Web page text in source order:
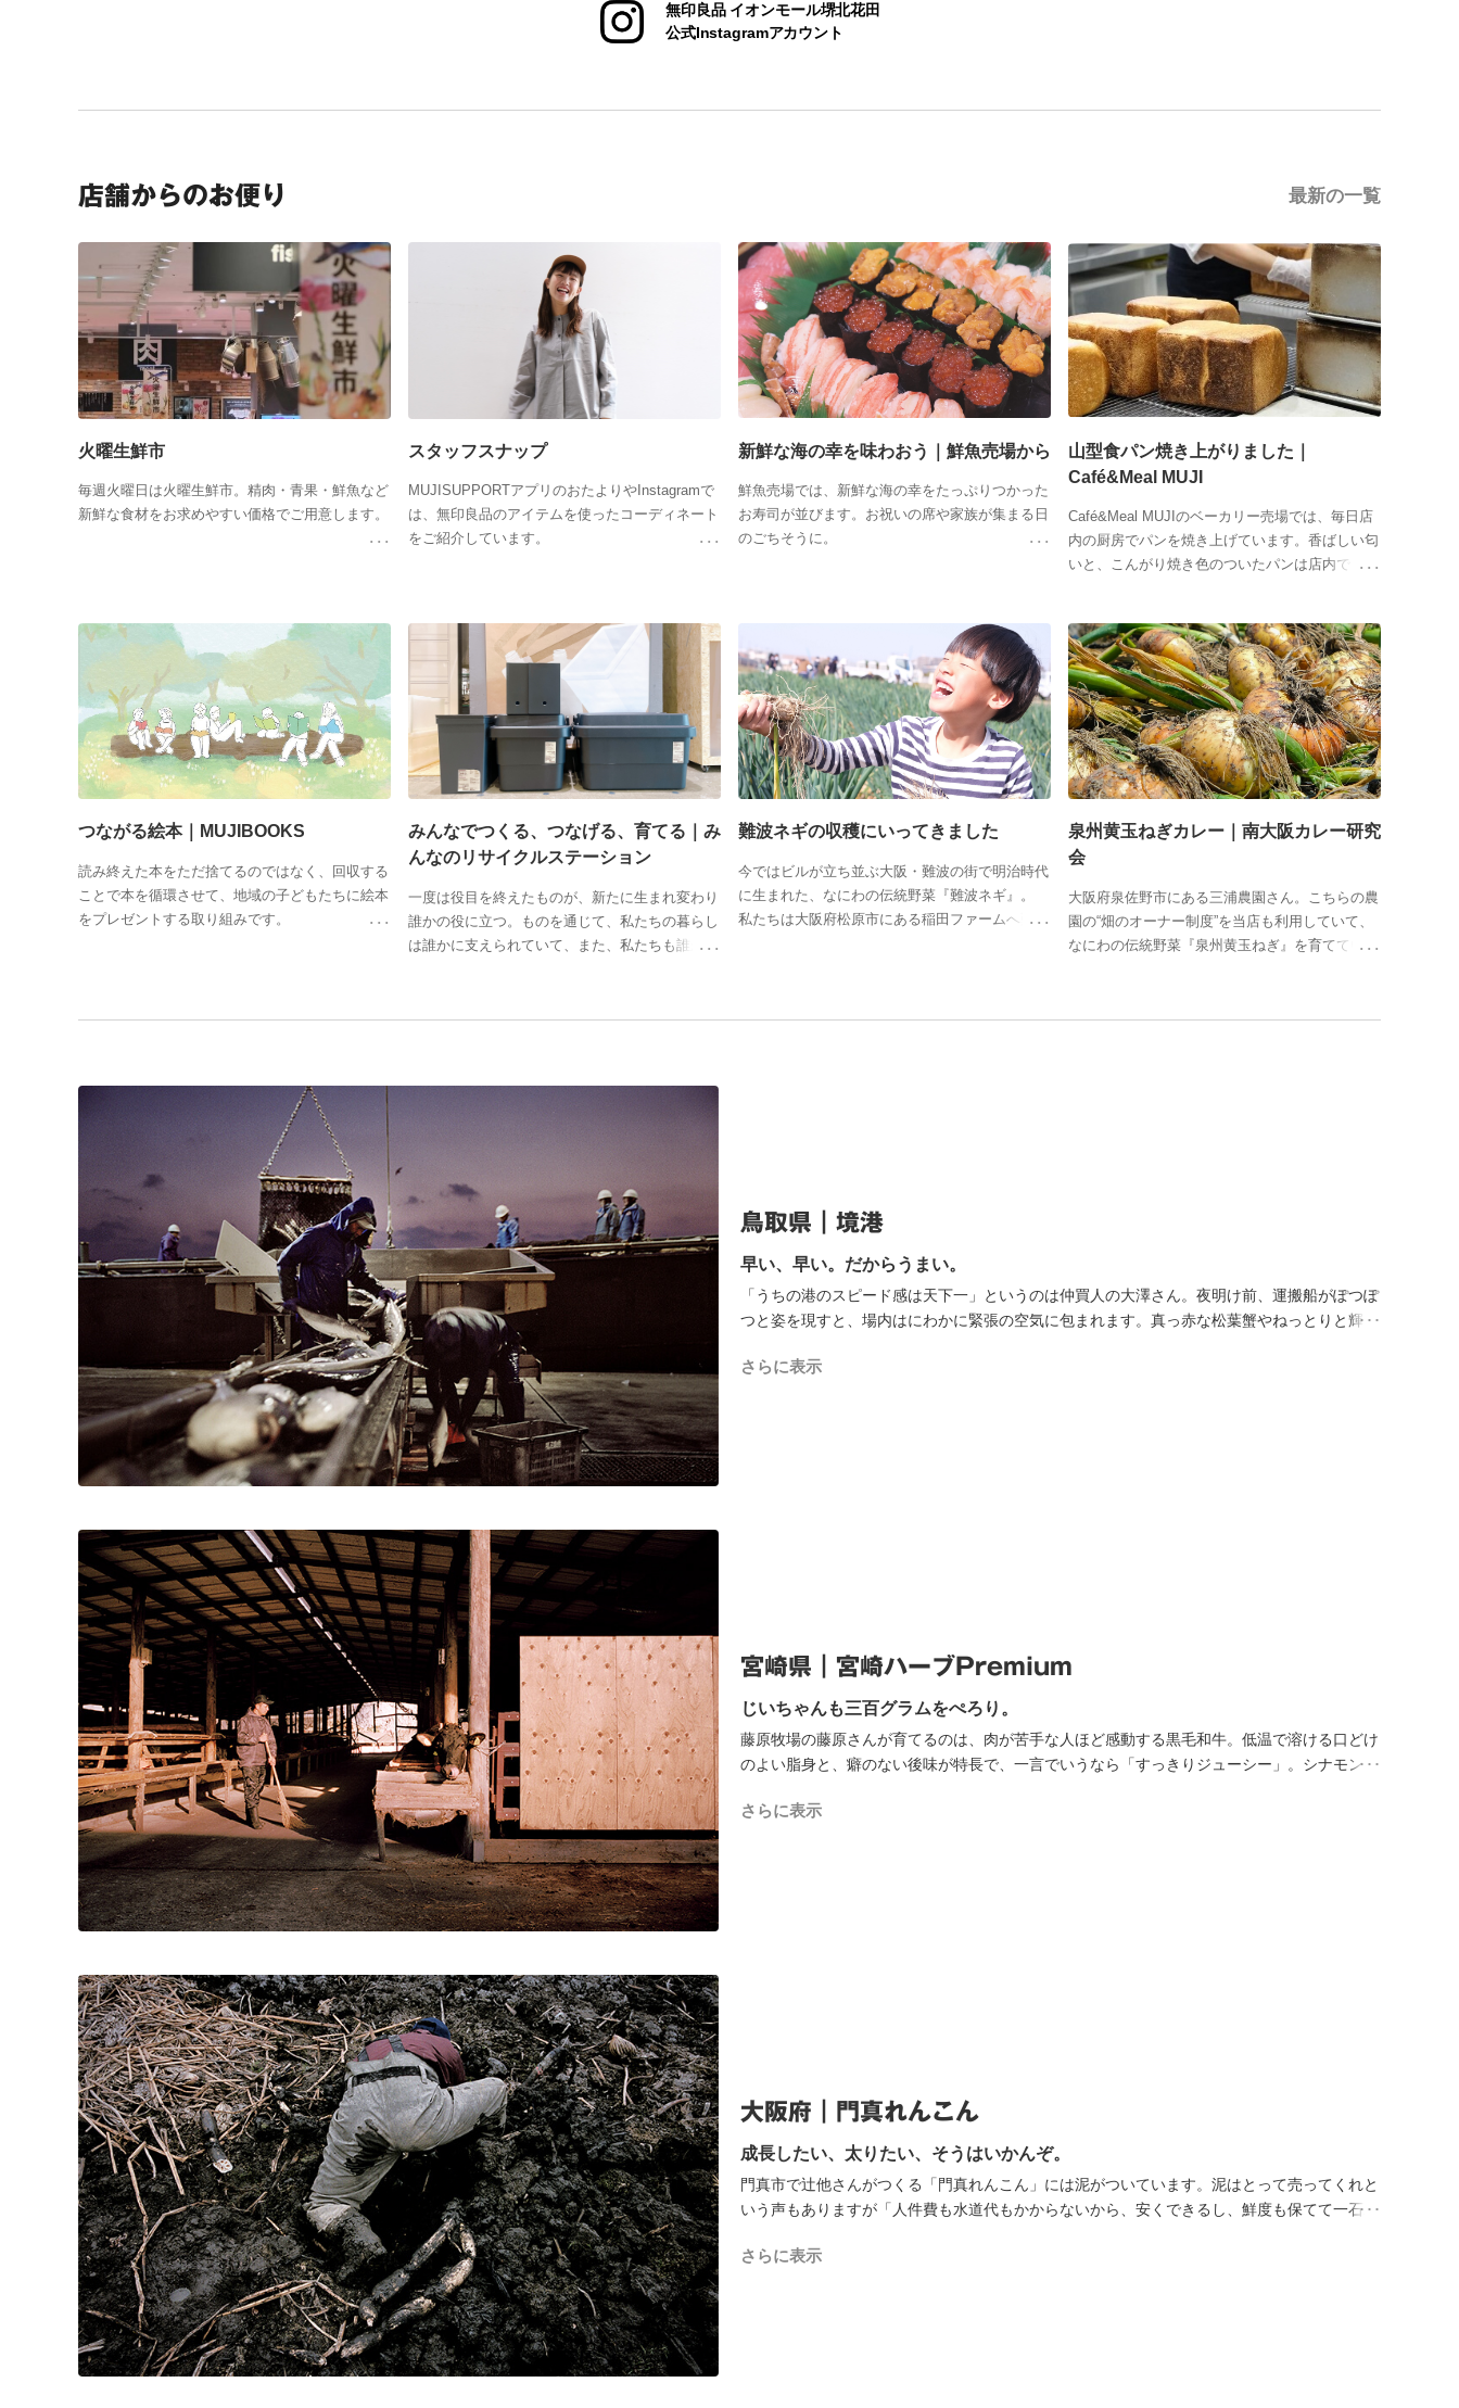
無印良品 イオンモール堺北花田
公式Instagramアカウント
店舗からのお便り 最新の一覧
火曜生鮮市
毎週火曜日は火曜生鮮市。精肉・青果・鮮魚など
新鮮な食材をお求めやすい価格でご用意します。
スタッフスナップ
MUJISUPPORTアプリのおたよりやInstagramで
は、無印良品のアイテムを使ったコーディネート
をご紹介しています。
新鮮な海の幸を味わおう｜鮮魚売場から
鮮魚売場では、新鮮な海の幸をたっぷりつかった
お寿司が並びます。お祝いの席や家族が集まる日
のごちそうに。
山型食パン焼き上がりました｜
Café&Meal MUJI
Café&Meal MUJIのベーカリー売場では、毎日店
内の厨房でパンを焼き上げています。香ばしい匂
いと、こんがり焼き色のついたパンは店内でもお
つながる絵本｜MUJIBOOKS
読み終えた本をただ捨てるのではなく、回収する
ことで本を循環させて、地域の子どもたちに絵本
をプレゼントする取り組みです。
みんなでつくる、つなげる、育てる｜み
んなのリサイクルステーション
一度は役目を終えたものが、新たに生まれ変わり
誰かの役に立つ。ものを通じて、私たちの暮らし
は誰かに支えられていて、また、私たちも誰かの
難波ネギの収穫にいってきました
今ではビルが立ち並ぶ大阪・難波の街で明治時代
に生まれた、なにわの伝統野菜『難波ネギ』。
私たちは大阪府松原市にある稲田ファームへ難波
泉州黄玉ねぎカレー｜南大阪カレー研究
会
大阪府泉佐野市にある三浦農園さん。こちらの農
園の“畑のオーナー制度”を当店も利用していて、
なにわの伝統野菜『泉州黄玉ねぎ』を育てていま
鳥取県｜境港
早い、早い。だからうまい。
「うちの港のスピード感は天下一」というのは仲買人の大澤さん。夜明け前、運搬船がぽつぽ
つと姿を現すと、場内はにわかに緊張の空気に包まれます。真っ赤な松葉蟹やねっとりと輝く
が開始。競り落とされた魚は9時30分にトラックで境港を出発し、その日の15時には堺北花田
さらに表示
宮崎県｜宮崎ハーブPremium
じいちゃんも三百グラムをぺろり。
藤原牧場の藤原さんが育てるのは、肉が苦手な人ほど感動する黒毛和牛。低温で溶ける口どけ
のよい脂身と、癖のない後味が特長で、一言でいうなら「すっきりジューシー」。シナモン、
とで牛の免疫力を高め、ふかふかの寝床で健康にゆっくりと育てることで旨味のある肉質を育
さらに表示
大阪府｜門真れんこん
成長したい、太りたい、そうはいかんぞ。
門真市で辻他さんがつくる「門真れんこん」には泥がついています。泥はとって売ってくれと
いう声もありますが「人件費も水道代もかからないから、安くできるし、鮮度も保てて一石二
ら。ぎりぎりまで光合成をさせ、必要な分だけ、自ら這いつくばって一本一本とり出します。
さらに表示